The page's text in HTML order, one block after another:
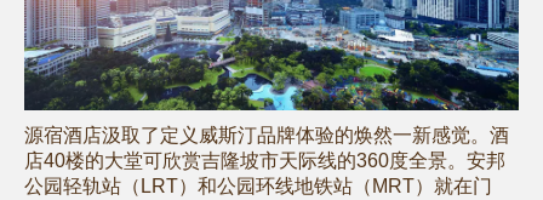
源宿酒店汲取了定义威斯汀品牌体验的焕然一新感觉。酒
店40楼的大堂可欣赏吉隆坡市天际线的360度全景。安邦
公园轻轨站（LRT）和公园环线地铁站（MRT）就在门